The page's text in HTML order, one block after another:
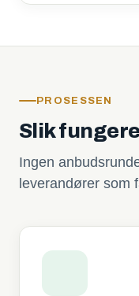
PROSESSEN
Slik
Ingen
leverandører som